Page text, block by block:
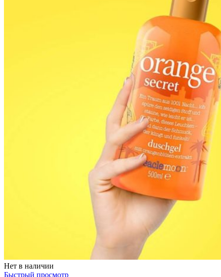
Нет в наличии
Быстрый просмотр